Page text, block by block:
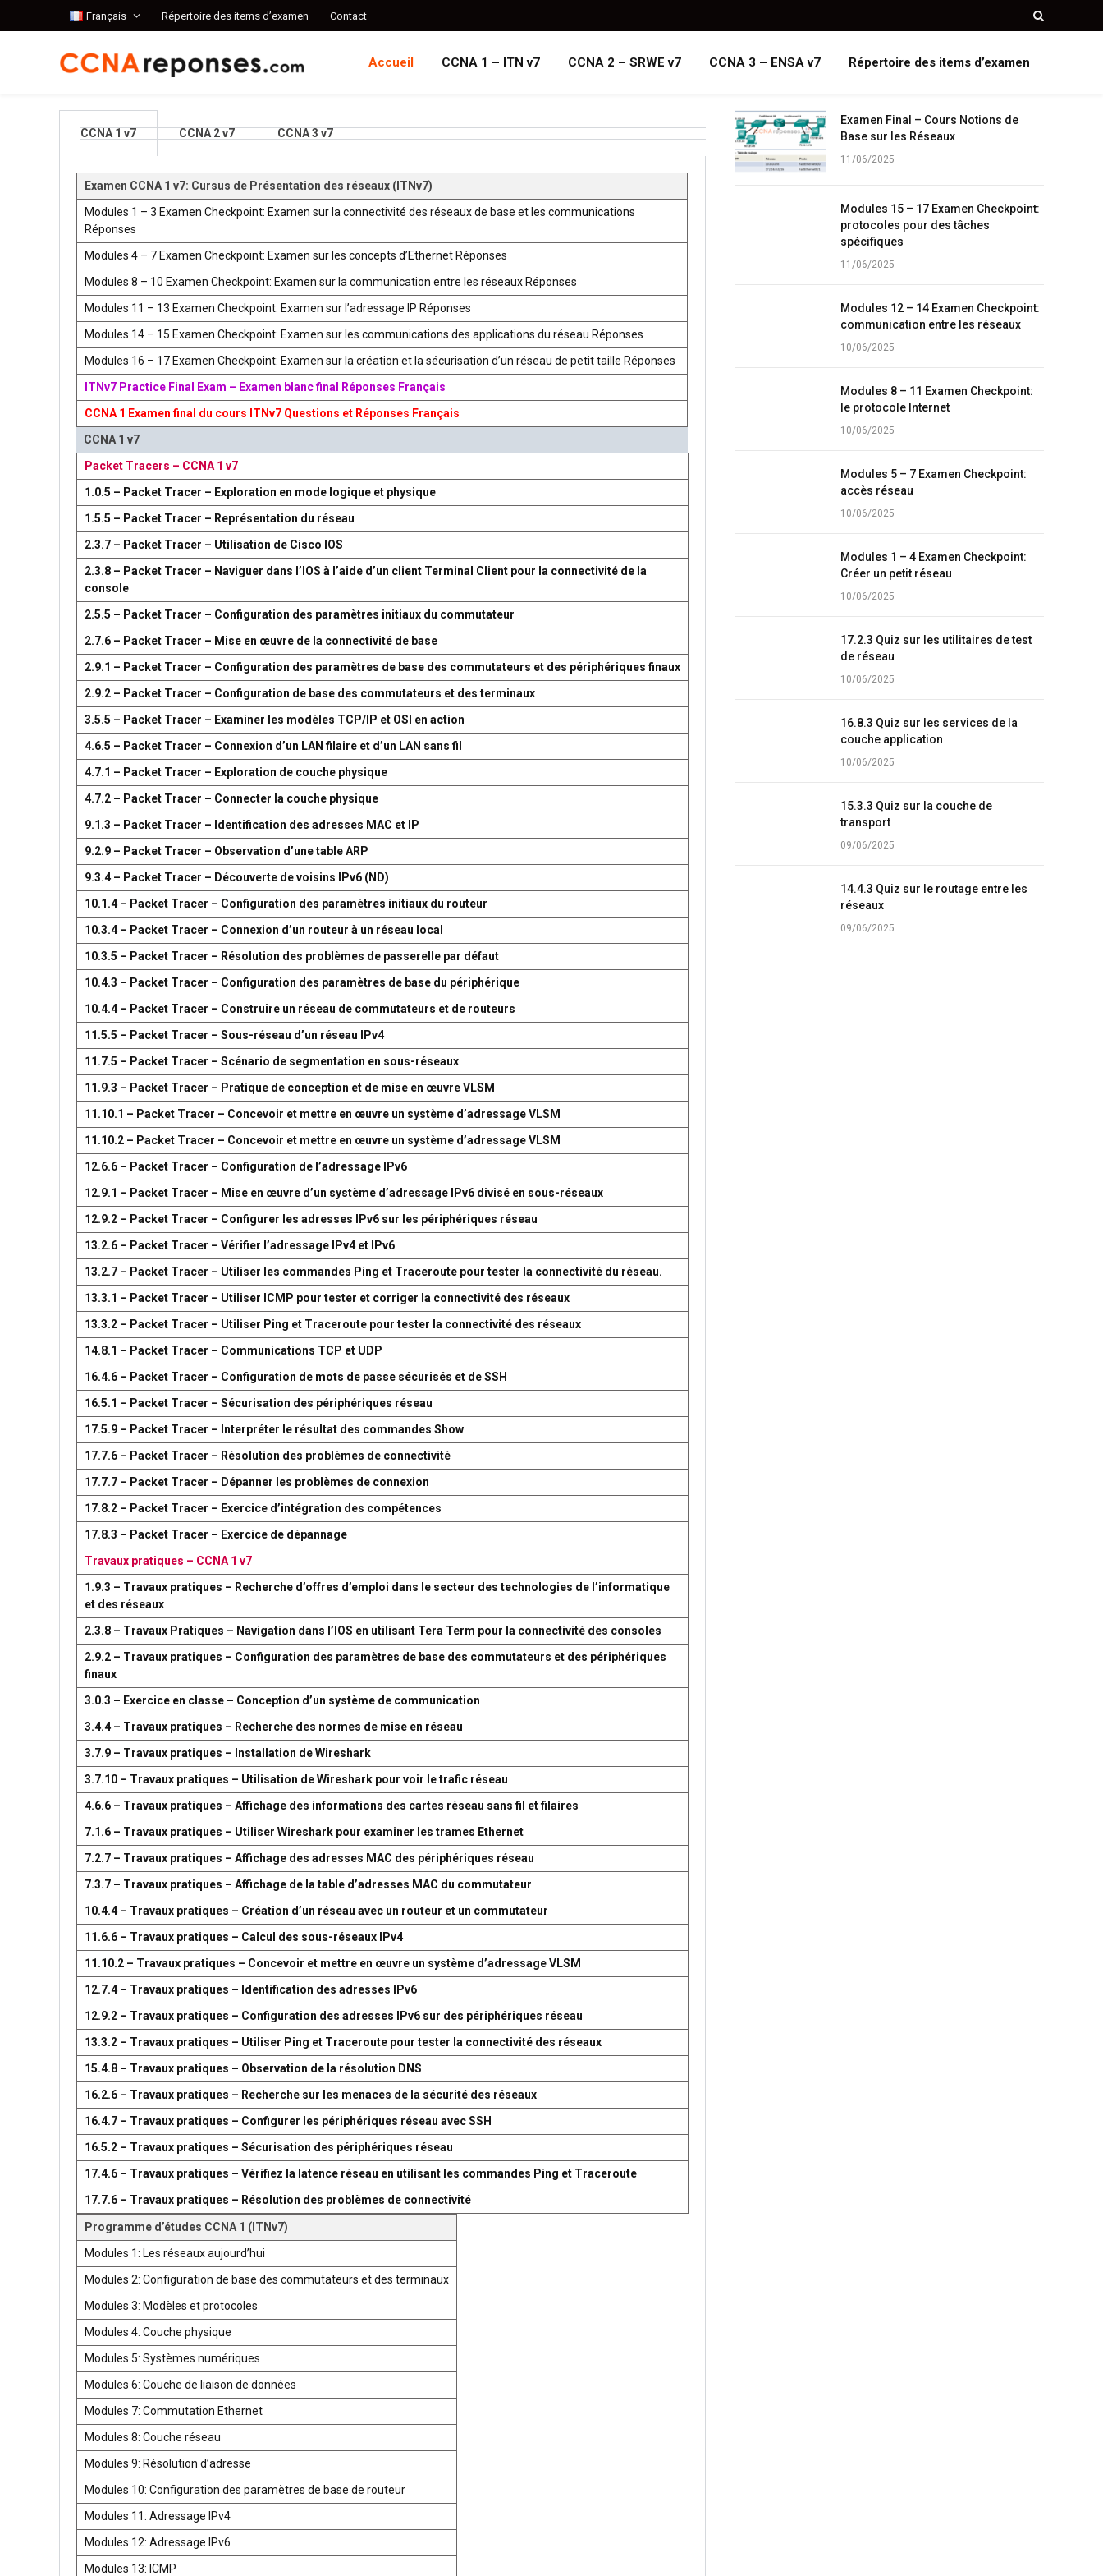
Français Répertoire des items d’examen Contact
Accueil CCNA 1 – ITN v7 CCNA 2 – SRWE v7 CCNA 3 – ENSA v7 Répertoire des items d’examen
CCNA 1 v7 CCNA 2 v7 CCNA 3 v7
Examen CCNA 1 v7: Cursus de Présentation des réseaux (ITNv7)
Modules 1 – 3 Examen Checkpoint: Examen sur la connectivité des réseaux de base et les communications
Réponses
Modules 4 – 7 Examen Checkpoint: Examen sur les concepts d’Ethernet Réponses
Modules 8 – 10 Examen Checkpoint: Examen sur la communication entre les réseaux Réponses
Modules 11 – 13 Examen Checkpoint: Examen sur l’adressage IP Réponses
Modules 14 – 15 Examen Checkpoint: Examen sur les communications des applications du réseau Réponses
Modules 16 – 17 Examen Checkpoint: Examen sur la création et la sécurisation d’un réseau de petit taille Réponses
ITNv7 Practice Final Exam – Examen blanc final Réponses Français
CCNA 1 Examen final du cours ITNv7 Questions et Réponses Français
CCNA 1 v7
Packet Tracers – CCNA 1 v7
1.0.5 – Packet Tracer – Exploration en mode logique et physique
1.5.5 – Packet Tracer – Représentation du réseau
2.3.7 – Packet Tracer – Utilisation de Cisco IOS
2.3.8 – Packet Tracer – Naviguer dans l’IOS à l’aide d’un client Terminal Client pour la connectivité de la
console
2.5.5 – Packet Tracer – Configuration des paramètres initiaux du commutateur
2.7.6 – Packet Tracer – Mise en œuvre de la connectivité de base
2.9.1 – Packet Tracer – Configuration des paramètres de base des commutateurs et des périphériques finaux
2.9.2 – Packet Tracer – Configuration de base des commutateurs et des terminaux
3.5.5 – Packet Tracer – Examiner les modèles TCP/IP et OSI en action
4.6.5 – Packet Tracer – Connexion d’un LAN filaire et d’un LAN sans fil
4.7.1 – Packet Tracer – Exploration de couche physique
4.7.2 – Packet Tracer – Connecter la couche physique
9.1.3 – Packet Tracer – Identification des adresses MAC et IP
9.2.9 – Packet Tracer – Observation d’une table ARP
9.3.4 – Packet Tracer – Découverte de voisins IPv6 (ND)
10.1.4 – Packet Tracer – Configuration des paramètres initiaux du routeur
10.3.4 – Packet Tracer – Connexion d’un routeur à un réseau local
10.3.5 – Packet Tracer – Résolution des problèmes de passerelle par défaut
10.4.3 – Packet Tracer – Configuration des paramètres de base du périphérique
10.4.4 – Packet Tracer – Construire un réseau de commutateurs et de routeurs
11.5.5 – Packet Tracer – Sous-réseau d’un réseau IPv4
11.7.5 – Packet Tracer – Scénario de segmentation en sous-réseaux
11.9.3 – Packet Tracer – Pratique de conception et de mise en œuvre VLSM
11.10.1 – Packet Tracer – Concevoir et mettre en œuvre un système d’adressage VLSM
11.10.2 – Packet Tracer – Concevoir et mettre en œuvre un système d’adressage VLSM
12.6.6 – Packet Tracer – Configuration de l’adressage IPv6
12.9.1 – Packet Tracer – Mise en œuvre d’un système d’adressage IPv6 divisé en sous-réseaux
12.9.2 – Packet Tracer – Configurer les adresses IPv6 sur les périphériques réseau
13.2.6 – Packet Tracer – Vérifier l’adressage IPv4 et IPv6
13.2.7 – Packet Tracer – Utiliser les commandes Ping et Traceroute pour tester la connectivité du réseau.
13.3.1 – Packet Tracer – Utiliser ICMP pour tester et corriger la connectivité des réseaux
13.3.2 – Packet Tracer – Utiliser Ping et Traceroute pour tester la connectivité des réseaux
14.8.1 – Packet Tracer – Communications TCP et UDP
16.4.6 – Packet Tracer – Configuration de mots de passe sécurisés et de SSH
16.5.1 – Packet Tracer – Sécurisation des périphériques réseau
17.5.9 – Packet Tracer – Interpréter le résultat des commandes Show
17.7.6 – Packet Tracer – Résolution des problèmes de connectivité
17.7.7 – Packet Tracer – Dépanner les problèmes de connexion
17.8.2 – Packet Tracer – Exercice d’intégration des compétences
17.8.3 – Packet Tracer – Exercice de dépannage
Travaux pratiques – CCNA 1 v7
1.9.3 – Travaux pratiques – Recherche d’offres d’emploi dans le secteur des technologies de l’informatique
et des réseaux
2.3.8 – Travaux Pratiques – Navigation dans l’IOS en utilisant Tera Term pour la connectivité des consoles
2.9.2 – Travaux pratiques – Configuration des paramètres de base des commutateurs et des périphériques
finaux
3.0.3 – Exercice en classe – Conception d’un système de communication
3.4.4 – Travaux pratiques – Recherche des normes de mise en réseau
3.7.9 – Travaux pratiques – Installation de Wireshark
3.7.10 – Travaux pratiques – Utilisation de Wireshark pour voir le trafic réseau
4.6.6 – Travaux pratiques – Affichage des informations des cartes réseau sans fil et filaires
7.1.6 – Travaux pratiques – Utiliser Wireshark pour examiner les trames Ethernet
7.2.7 – Travaux pratiques – Affichage des adresses MAC des périphériques réseau
7.3.7 – Travaux pratiques – Affichage de la table d’adresses MAC du commutateur
10.4.4 – Travaux pratiques – Création d’un réseau avec un routeur et un commutateur
11.6.6 – Travaux pratiques – Calcul des sous-réseaux IPv4
11.10.2 – Travaux pratiques – Concevoir et mettre en œuvre un système d’adressage VLSM
12.7.4 – Travaux pratiques – Identification des adresses IPv6
12.9.2 – Travaux pratiques – Configuration des adresses IPv6 sur des périphériques réseau
13.3.2 – Travaux pratiques – Utiliser Ping et Traceroute pour tester la connectivité des réseaux
15.4.8 – Travaux pratiques – Observation de la résolution DNS
16.2.6 – Travaux pratiques – Recherche sur les menaces de la sécurité des réseaux
16.4.7 – Travaux pratiques – Configurer les périphériques réseau avec SSH
16.5.2 – Travaux pratiques – Sécurisation des périphériques réseau
17.4.6 – Travaux pratiques – Vérifiez la latence réseau en utilisant les commandes Ping et Traceroute
17.7.6 – Travaux pratiques – Résolution des problèmes de connectivité
Programme d’études CCNA 1 (ITNv7)
Modules 1: Les réseaux aujourd’hui
Modules 2: Configuration de base des commutateurs et des terminaux
Modules 3: Modèles et protocoles
Modules 4: Couche physique
Modules 5: Systèmes numériques
Modules 6: Couche de liaison de données
Modules 7: Commutation Ethernet
Modules 8: Couche réseau
Modules 9: Résolution d’adresse
Modules 10: Configuration des paramètres de base de routeur
Modules 11: Adressage IPv4
Modules 12: Adressage IPv6
Modules 13: ICMP
Examen Final – Cours Notions de
Base sur les Réseaux
11/06/2025
Modules 15 – 17 Examen Checkpoint:
protocoles pour des tâches
spécifiques
11/06/2025
Modules 12 – 14 Examen Checkpoint:
communication entre les réseaux
10/06/2025
Modules 8 – 11 Examen Checkpoint:
le protocole Internet
10/06/2025
Modules 5 – 7 Examen Checkpoint:
accès réseau
10/06/2025
Modules 1 – 4 Examen Checkpoint:
Créer un petit réseau
10/06/2025
17.2.3 Quiz sur les utilitaires de test
de réseau
10/06/2025
16.8.3 Quiz sur les services de la
couche application
10/06/2025
15.3.3 Quiz sur la couche de
transport
09/06/2025
14.4.3 Quiz sur le routage entre les
réseaux
09/06/2025